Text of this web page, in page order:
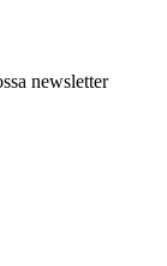
newsletter